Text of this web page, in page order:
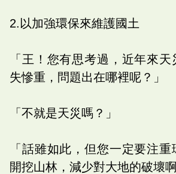
2.以加強環保來維護國土
「王！您有思考過，近年來
失慘重，問題出在哪裡呢？」
「不就是天災嗎？」
「話雖如此，但您一定要注
開挖山林，減少對大地的破壞啊